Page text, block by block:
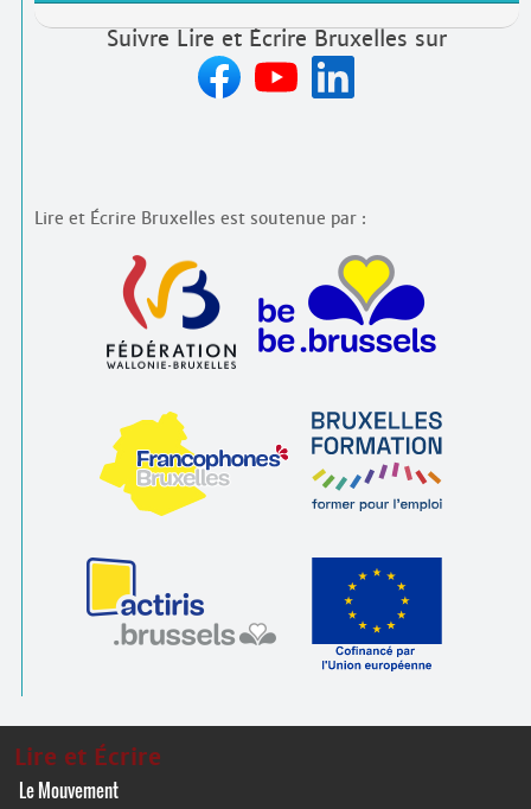
Suivre Lire et Écrire Bruxelles sur
Lire et Écrire Bruxelles est soutenue par :
Lire et Écrire
Le Mouvement